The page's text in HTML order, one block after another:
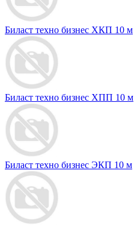
Биласт техно бизнес ХКП 10 м
Биласт техно бизнес ХПП 10 м
Биласт техно бизнес ЭКП 10 м